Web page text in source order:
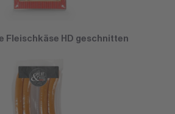
Fleischkäse HD geschnitten